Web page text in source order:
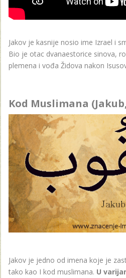
Jakov je kasnije nosio ime Izrael i
Bio je otac dvanaestorice sinova,
plemena i vođa Židova nakon
Kod Muslimana
Jakov je jedno od imena koje je
tako kao I kod muslimana. U